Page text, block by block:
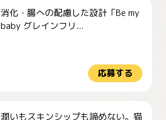
消化・腸への配慮した設計「Be my
baby グレインフリ...
応募する
潤いもスキンシップも諦めない。猫